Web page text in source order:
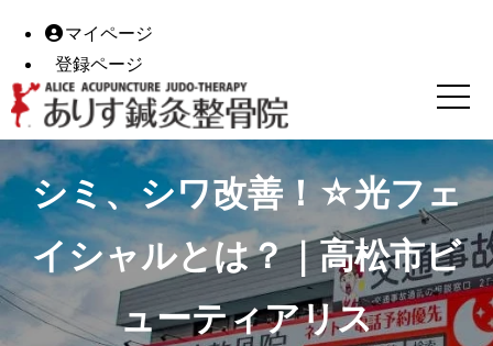
マイページ
登録ページ
シミ、シワ改善！☆光フェイシャルとは？｜高松市ビュー
シミ、シワ改善！☆光フェ
イシャルとは？｜高松市ビ
ューティアリス